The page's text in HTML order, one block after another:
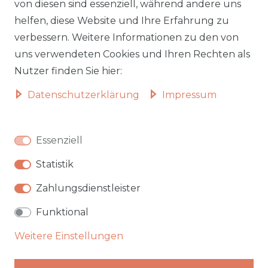
Lieferzeiten
Zahlungsarten
Widerrufsformular
Informationen zu Elektro-
Impressum
AGB
Datenschutz
Vertrag widerrufen
Autobetten
Hochbetten
Badmöbel
Garten & Outdoor
von diesen sind essenziell, während andere uns
helfen, diese Website und Ihre Erfahrung zu
verbessern. Weitere Informationen zu den von
uns verwendeten Cookies und Ihren Rechten als
Nutzer finden Sie hier:
Daten­schutz­erklärung Impressum
Essenziell
Statistik
Zahlungsdienstleister
Funktional
Weitere Einstellungen